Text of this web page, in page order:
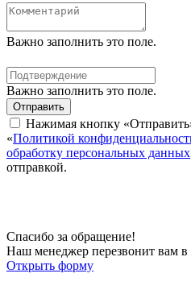
Важно заполнить это поле.
Важно заполнить это поле.
Отправить
Нажимая кнопку
«Политикой
обработку персональных данных
отправкой.
Спасибо за обращение!
Наш менеджер перезвонит вам
Открыть форму